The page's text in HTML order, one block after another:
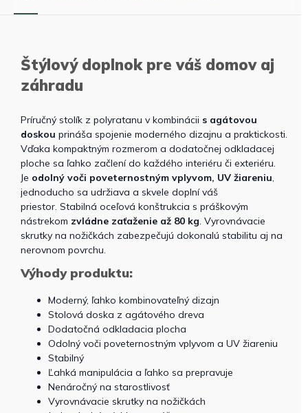
Štýlový doplnok pre váš domov aj
záhradu
Príručný stolík z polyratanu v kombinácii s agátovou
doskou prináša spojenie moderného dizajnu a praktickosti.
Vďaka kompaktným rozmerom a dodatočnej odkladacej
ploche sa ľahko začlení do každého interiéru či exteriéru.
Je odolný voči poveternostným vplyvom, UV žiareniu
jednoducho sa udržiava a skvele doplní váš
priestor. Stabilná oceľová konštrukcia s práškovým
nástrekom zvládne zaťaženie až 80 kg . Vyrovnávacie
skrutky na nožičkách zabezpečujú dokonalú stabilitu aj na
nerovnom povrchu.
Výhody produktu:
Moderný, ľahko kombinovateľný dizajn
Stolová doska z agátového dreva
Dodatočná odkladacia plocha
Odolný voči poveternostným vplyvom a UV žiareniu
Stabilný
Ľahká manipulácia a ľahko sa prepravuje
Nenáročný na starostlivosť
Vyrovnávacie skrutky na nožičkách